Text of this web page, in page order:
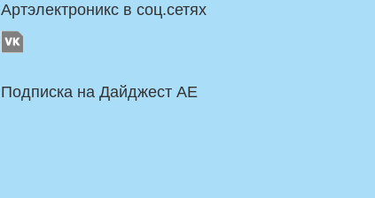
Артэлектроникс в соц.сетях
Подписка на Дайджест AE